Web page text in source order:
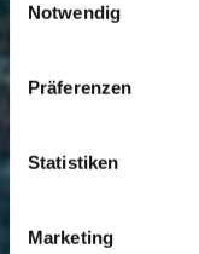
Notwendig
Präferenzen
Statistiken
Marketing